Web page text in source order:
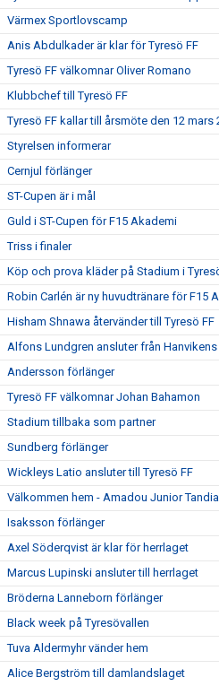
Värmex Sportlovscamp
Anis Abdulkader är klar för Tyresö FF
Tyresö FF välkomnar Oliver Romano
Klubbchef till Tyresö FF
Tyresö FF kallar till årsmöte den 12 mars
Styrelsen informerar
Cernjul förlänger
ST-Cupen är i mål
Guld i ST-Cupen för F15 Akademi
Triss i finaler
Köp och prova kläder på Stadium i
Robin Carlén är ny huvudtränare för F15
Hisham Shnawa återvänder till Tyresö FF
Alfons Lundgren ansluter från Hanvikens
Andersson förlänger
Tyresö FF välkomnar Johan Bahamon
Stadium tillbaka som partner
Sundberg förlänger
Wickleys Latio ansluter till Tyresö FF
Välkommen hem - Amadou Junior Tandia
Isaksson förlänger
Axel Söderqvist är klar för herrlaget
Marcus Lupinski ansluter till herrlaget
Bröderna Lanneborn förlänger
Black week på Tyresövallen
Tuva Aldermyhr vänder hem
Alice Bergström till damlandslaget